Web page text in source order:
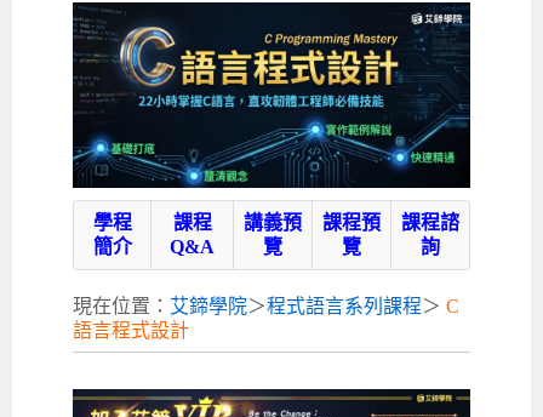
企業預約徵才
儲備講師計劃
最新補助課程
公司簡介
師資介紹
開發板介紹
環境設備
最新職缺
艾鍗新聞
獲獎與榮耀
交通資訊
課程說明會
課程說明會
政府補助職訓說明會
嵌入式Linux開發系列課程
[學程] 嵌入式Linux開發實務
Linux系統建置實務
Linux系統程式設計
Linux驅動程式設計實戰
ARM Boot Loader設計
Linux Socket網路程式設計
Raspberry Pi之Python程式設計硬體控制
MCU韌體設計系列課程
ARM MCU單晶片韌體開發
USB韌體設計
STM32嵌入式開發實戰
[學程]MCU韌體設計實戰
TI MSP430微控制器開發
生醫感測器整合設計班
硬體/IC設計系列課程
全能電路設計實戰班
FPGA 數位IC設計實戰
感測電路設計與應用
Allegro/PCB Layout設計
工業電子丙級輔導考照課程
AI人工智慧系列課程
iPAS AI應用規劃師能力鑑定課程
AI深度學習與影像辨識實戰
AI雲端原生與MLOps自動化實務
AI機器學習與深度學習實戰班
iPAS經濟部產業人才能力鑑定
iPAS AI應用規劃師能力鑑定
iPAS AIoT 應用工程師(物聯網類)
iPAS巨量資料分析師
Web及雲端系列課程
Kubernetes雲原生實戰班
AI雲端原生與MLOps自動化實務
物聯網開發系列課程
[學程]物聯網整合開發實戰
5G-SDN通訊系列課程
數位課程
熱門課程
讓 AI 成為你的數位同事
AI雲端原生與MLOps自動化實務
n8n 零基礎工作自動化實戰班
Vibe Coding：AI 協作全端開發實戰班
iPAS AI應用規劃師能力鑑定課程
數位課程總覽
嵌入式Linux開發系列
嵌入式Linux學程(數位豪華版)
Linux系統程式設計
Linux驅動程式
ARM Boot Loader
使用C語言控制Raspberry Pi
MCU韌體開發系列
MCU韌體設計
Python硬體控制-Pi Pico物聯網實作
Edge AI與Pi Pico實作應用
AI邊緣運算實作TensorFlow Lite for MCU
AI人工智慧系列課程
iPAS AI應用規劃師能力鑑定課程
Vibe Coding：AI協作全端開發
生成式AI能力認證
Web及雲端系列課程
kubernetes雲原生實戰班
AI雲端原生與MLOps自動化實務
IoT物聯網開發系列
物聯網整合開發與應用
iPAS產業人才能力鑑定系列
補助專班
待業青年職訓課程(29歲以下)
Kubernetes工程師養成班
[假日班]AI邊緣運算實作TensorFlow Lite for MCU
[假日班]物聯網資訊安全實務
更多...
企業服務
企業教育訓練
企業儲值優惠方案
艾鍗企業VIP會員
企業徵才
研發設計服務
電腦教室租借服務[台北]
研討活動
學員專區
會員優惠
學員見證
資訊專區
廠商求才
學員常見問題
前進校園
校園巡迴講座
研發實習生計畫
會員優惠
學程
簡介
課程
Q&A
講義預
覽
課程預
覽
課程諮
詢
艾
鍗
現在位置： 艾鍗學院＞程式語言系列課程＞ C
語言程式設計